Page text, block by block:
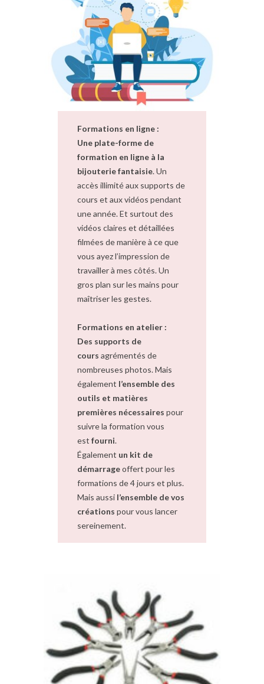
Formations en ligne :
Une plate-forme de
formation en ligne à la
bijouterie fantaisie. Un
accès illimité aux supports de
cours et aux vidéos pendant
une année. Et surtout des
vidéos claires et détaillées
filmées de manière à ce que
vous ayez l’impression de
travailler à mes côtés. Un
gros plan sur les mains pour
maîtriser les gestes.
Formations en atelier :
Des supports de
coursagrémentés de
nombreuses photos. Mais
également l’ensemble des
outils et matières
premières nécessaires pour
suivre la formation vous
estfourni.
Également un kit de
démarrageoffert pour les
formations de 4 jours et plus.
Mais aussi l’ensemble de vos
créations pour vous lancer
sereinement.